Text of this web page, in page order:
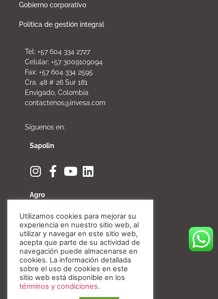
Gobierno corporativo
Política de gestión integral
Tel: +57 604 334 2727
Celular: +57 3009109094
Fax: +57 604 334 2595
Cra. 48 # 26 Sur 181
Envigado, Colombia
contactenos@invesa.com
Síguenos en:
Sapolin
Agro
Fibratore
Utilizamos cookies para mejorar su
experiencia en nuestro sitio web, al
utilizar y navegar en este sitio web,
acepta que parte de su actividad de
navegación puede almacenarse en
cookies. La información detallada
sobre el uso de cookies en este
sitio web está disponible en los
términos y condiciones.